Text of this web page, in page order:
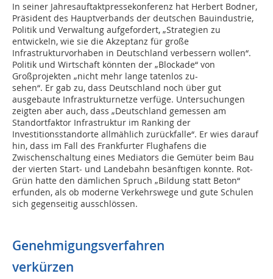
In seiner Jahresauftaktpressekonferenz hat Herbert Bodner,
Präsident des Hauptverbands der deutschen Bauindustrie,
Politik und Verwaltung aufgefordert, „Strategien zu
entwickeln, wie sie die Akzeptanz für große
Infrastrukturvorhaben in Deutschland verbessern wollen“.
Politik und Wirtschaft könnten der „Blockade“ von
Großprojekten „nicht mehr lange tatenlos zu-
sehen“. Er gab zu, dass Deutschland noch über gut
ausgebaute Infrastrukturnetze verfüge. Untersuchungen
zeigten aber auch, dass „Deutschland gemessen am
Standortfaktor Infrastruktur im Ranking der
Investitionsstandorte allmählich zurückfalle“. Er wies darauf
hin, dass im Fall des Frankfurter Flughafens die
Zwischenschaltung eines Mediators die Gemüter beim Bau
der vierten Start- und Landebahn besänftigen konnte. Rot-
Grün hatte den dämlichen Spruch „Bildung statt Beton“
erfunden, als ob moderne Verkehrswege und gute Schulen
sich gegenseitig ausschlössen.
Genehmigungsverfahren
verkürzen